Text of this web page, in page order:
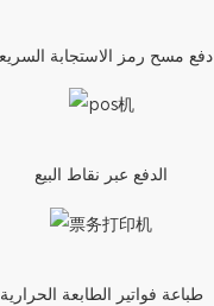
دفع مسح رمز الاستجابة
الدفع عبر نقاط البيع
طباعة فواتير الطابعة الحرارية